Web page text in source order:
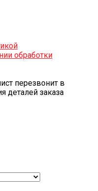
обработки
перезвонит в
деталей заказа